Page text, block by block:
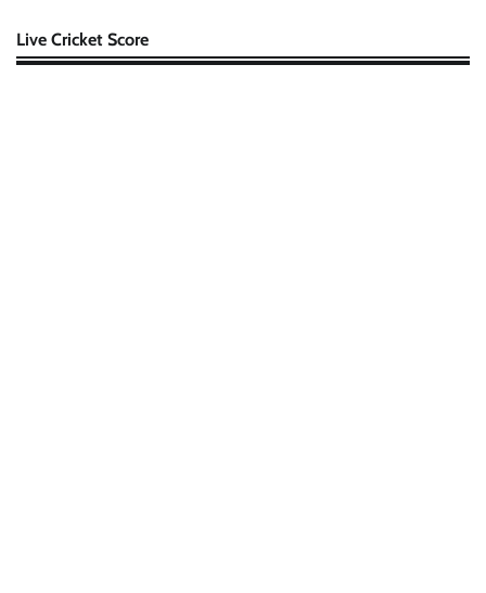
Live Cricket Score